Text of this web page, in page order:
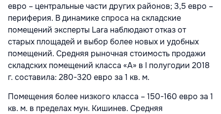
евро – центральные части других районов; 3,5 евро –
периферия. В динамике спроса на складские
помещений эксперты Lara наблюдают отказ от
старых площадей и выбор более новых и удобных
помещений. Средняя рыночная стоимость продажи
складских помещений класса «А» в I полугодии 2018
г. составила: 280-320 евро за 1 кв. м.
Помещения более низкого класса – 150-160 евро за 1
кв. м. в пределах мун. Кишинев. Средняя